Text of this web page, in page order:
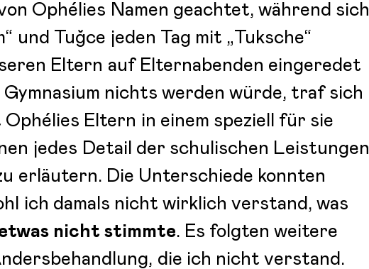
Ophélies Namen geachtet, während sich
und Tuğce jeden Tag mit „Tuksche“
Eltern auf Elternabenden eingeredet
nichts werden würde, traf sich
Eltern in einem speziell für sie
jedes Detail der schulischen Leistungen
erläutern. Die Unterschiede konnten
ich damals nicht wirklich verstand, was
nicht stimmte. Es folgten weitere
die ich nicht verstand.